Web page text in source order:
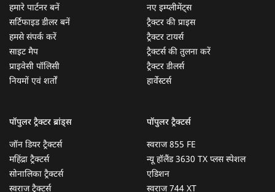
हमारे पार्टनर बनें
सर्टिफाइड डीलर बनें
हमसे संपर्क करें
साइट मैप
प्राइवेसी पॉलिसी
नियमों एवं शर्तों
नए इम्प्लीमेंट्स
ट्रैक्टर की प्राइस
ट्रैक्टर टायर्स
ट्रैक्टर्स की तुलना करें
ट्रैक्टर डीलर्स
हार्वेस्टर्स
पॉपुलर ट्रैक्टर ब्रांड्स
जॉन डियर ट्रैक्टर्स
महिंद्रा ट्रैक्टर्स
सोनालिका ट्रैक्टर्स
स्वराज ट्रैक्टर्स
पॉपुलर ट्रैक्टर्स
स्वराज 855 FE
न्यू हॉलैंड 3630 TX प्लस स्पेशल
एडिशन
स्वराज 744 XT